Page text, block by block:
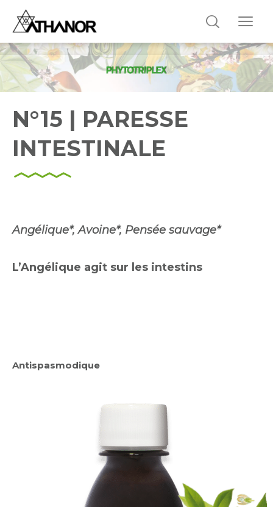
N°15 | PARESSE
INTESTINALE
Angélique*, Avoine*, Pensée sauvage*
L’Angélique agit sur les intestins
Antispasmodique